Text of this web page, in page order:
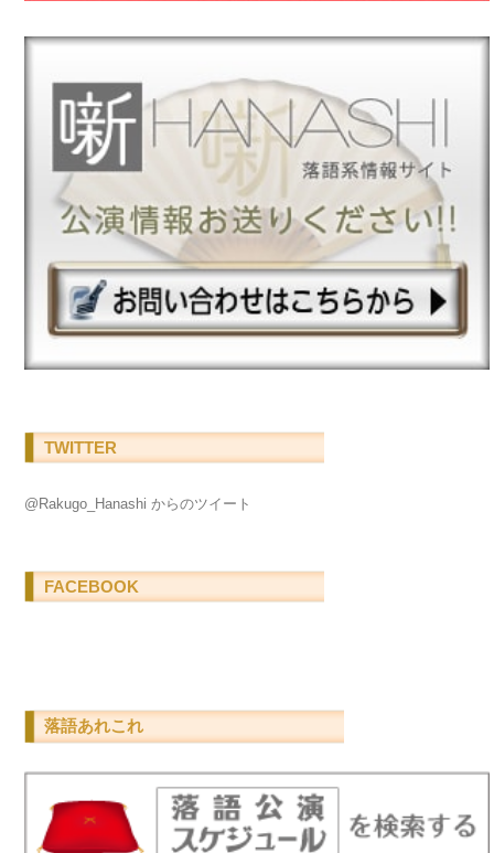
TWITTER
@Rakugo_Hanashi からのツイート
FACEBOOK
落語あれこれ